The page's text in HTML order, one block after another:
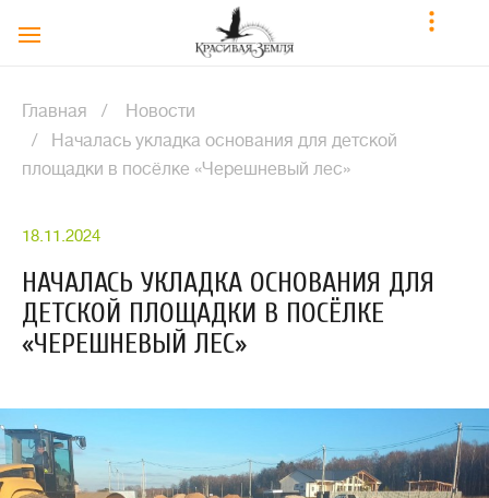
Главная
Новости
​Началась укладка основания для детской
площадки в посёлке «Черешневый лес»
18.11.2024
​НАЧАЛАСЬ УКЛАДКА ОСНОВАНИЯ ДЛЯ
ДЕТСКОЙ ПЛОЩАДКИ В ПОСЁЛКЕ
«ЧЕРЕШНЕВЫЙ ЛЕС»